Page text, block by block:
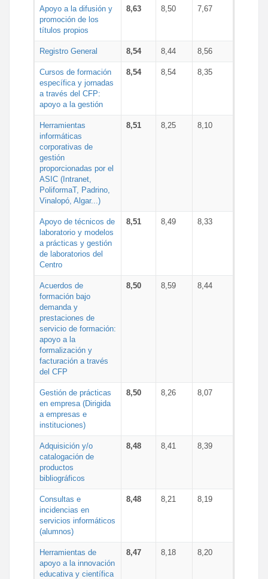
Apoyo a la difusión y
promoción de los
títulos propios
8,63 8,50 7,67
Registro General 8,54 8,44 8,56
Cursos de formación
específica y jornadas
a través del CFP:
apoyo a la gestión
8,54 8,54 8,35
Herramientas
informáticas
corporativas de
gestión
proporcionadas por el
ASIC (Intranet,
PoliformaT, Padrino,
Vinalopó, Algar...)
8,51 8,25 8,10
Apoyo de técnicos de
laboratorio y modelos
a prácticas y gestión
de laboratorios del
Centro
8,51 8,49 8,33
Acuerdos de
formación bajo
demanda y
prestaciones de
servicio de formación:
apoyo a la
formalización y
facturación a través
del CFP
8,50 8,59 8,44
Gestión de prácticas
en empresa (Dirigida
a empresas e
instituciones)
8,50 8,26 8,07
Adquisición y/o
catalogación de
productos
bibliográficos
8,48 8,41 8,39
Consultas e
incidencias en
servicios informáticos
(alumnos)
8,48 8,21 8,19
Herramientas de
apoyo a la innovación
educativa y científica
8,47 8,18 8,20